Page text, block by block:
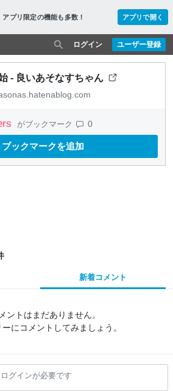
アプリ限定の機能も多数！ アプリで開く
ユーザー登録
ログイン
- 良いあそなすちゃん
がブックマーク 0
ブックマークを追加
新着コメント
ントはまだありません。
にコメントしてみましょう。
グインが必要です